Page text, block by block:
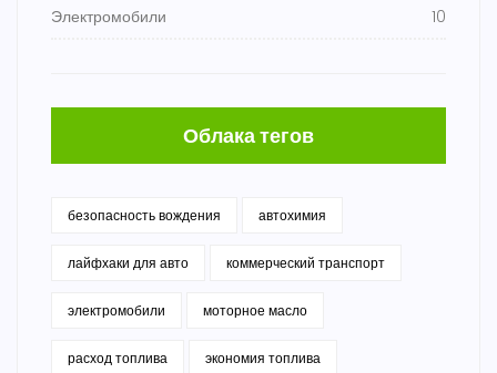
Электромобили 10
Облака тегов
безопасность вождения автохимия
лайфхаки для авто коммерческий транспорт
электромобили моторное масло
расход топлива экономия топлива